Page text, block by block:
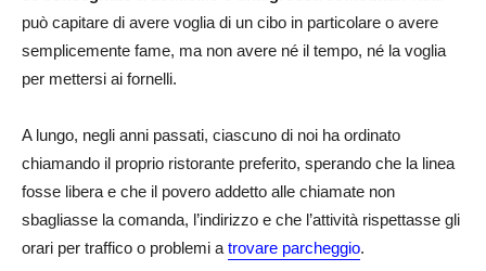
può capitare di avere voglia di un cibo in particolare o avere
semplicemente fame, ma non avere né il tempo, né la voglia
per mettersi ai fornelli.
A lungo, negli anni passati, ciascuno di noi ha ordinato
chiamando il proprio ristorante preferito, sperando che la linea
fosse libera e che il povero addetto alle chiamate non
sbagliasse la comanda, l’indirizzo e che l’attività rispettasse gli
orari per traffico o problemi a trovare parcheggio.